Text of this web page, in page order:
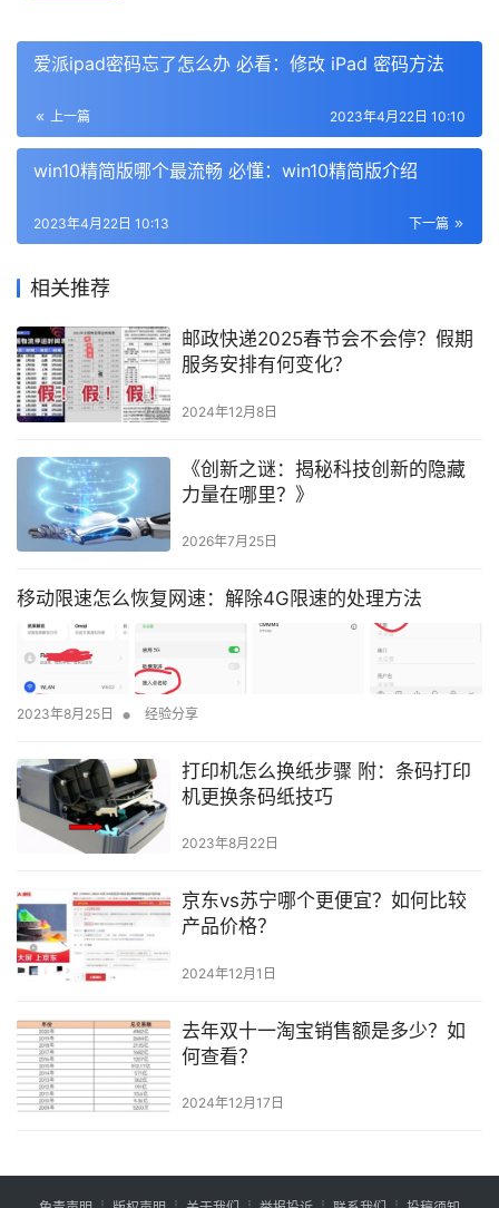
爱派ipad密码忘了怎么办 必看：修改 iPad 密码方法
上一篇 2023年4月22日 10:10
win10精简版哪个最流畅 必懂：win10精简版介绍
下一篇
2023年4月22日 10:13
相关推荐
邮政快递2025春节会不会停？假期
服务安排有何变化？
2024年12月8日
《创新之谜：揭秘科技创新的隐藏
力量在哪里？》
2026年7月25日
移动限速怎么恢复网速：解除4G限速的处理方法
2023年8月25日 • 经验分享
打印机怎么换纸步骤 附：条码打印
机更换条码纸技巧
2023年8月22日
京东vs苏宁哪个更便宜？如何比较
产品价格？
2024年12月1日
去年双十一淘宝销售额是多少？如
何查看？
2024年12月17日